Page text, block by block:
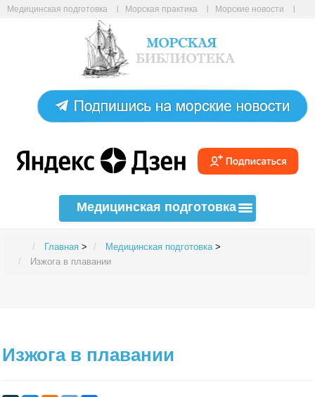
Медицинская подготовка Морская практика
Морские новости
Авиабилеты онлайн
Медицинская подготовка
Главная > Медицинская подготовка >
Изжога в плавании
Изжога в плавании